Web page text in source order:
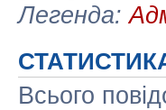
Легенда:
Всього